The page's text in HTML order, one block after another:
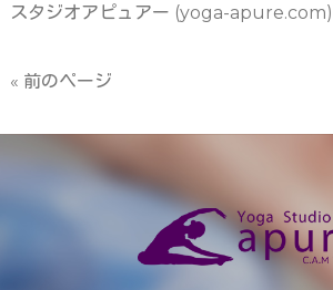
スタジオアピュアー (yoga-apure.com)
« 前のページ